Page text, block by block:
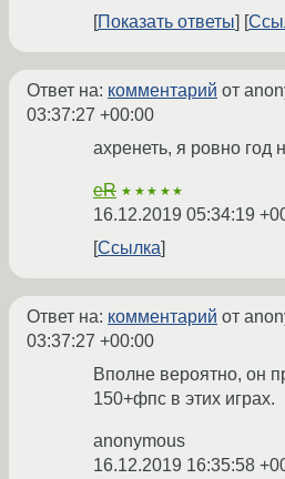
Показать ответы
Ответ на: комментарий от
03:37:27 +00:00
ахренеть, я ровно год
eR ★★★★★
16.12.2019 05:34:19
Ссылка
Ответ на: комментарий от
03:37:27 +00:00
Вполне вероятно, он
150+фпс в этих играх.
anonymous
16.12.2019 16:35:58